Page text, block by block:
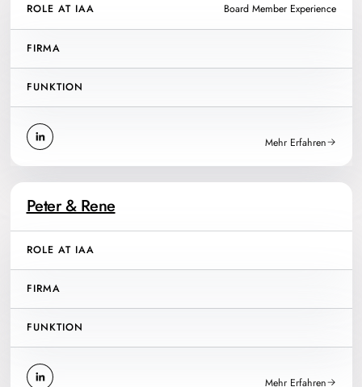
ROLE AT IAA Board Member Experience
FIRMA
FUNKTION
Mehr Erfahren
Peter & Rene
ROLE AT IAA
FIRMA
FUNKTION
Mehr Erfahren